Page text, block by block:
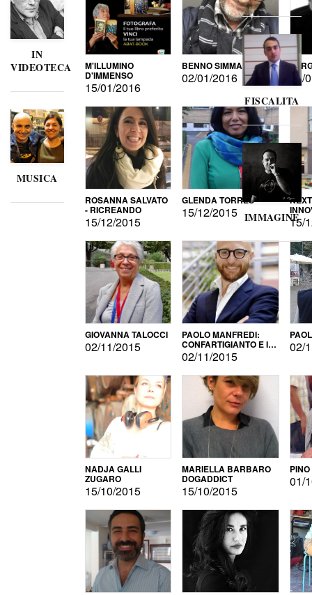
IN
VIDEOTECA
MUSICA
M'ILLUMINO
D'IMMENSO
15/01/2016
BENNO SIMMA
02/01/2016
ROSANNA SALVATO
- RICREANDO
15/12/2015
GLENDA TORRES
15/12/2015
15/
GIOVANNA TALOCCI
02/11/2015
PAOLO MANFREDI:
CONFARTIGIANTO E IL
SONDAGGIO
02/11/2015
02/
NADJA GALLI
ZUGARO
15/10/2015
MARIELLA BARBARO
DOGADDICT
15/10/2015
01/
FISCALITA
IMMAGINE